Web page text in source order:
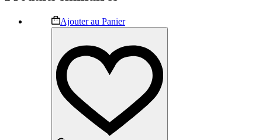
Ajouter au PanierCe
produit
plusieurs
variations.
options
peuvent
être
choisies
sur